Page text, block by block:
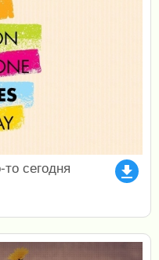
file_download
сегодня